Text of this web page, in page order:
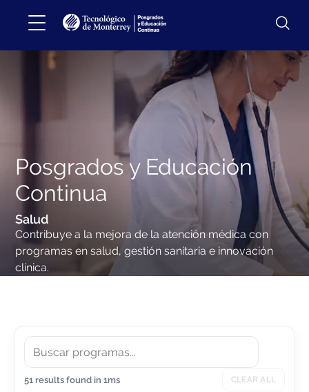
Posgrados y Educación
Continua
Salud
Contribuye a la mejora de la atención médica con
programas en salud, gestión sanitaria e innovación
clínica.
51 results found in 1ms CLEAR ALL